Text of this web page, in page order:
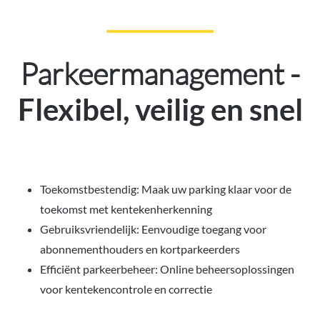
Parkeermanagement -
Flexibel, veilig en snel
Toekomstbestendig: Maak uw parking klaar voor de
toekomst met kentekenherkenning
Gebruiksvriendelijk: Eenvoudige toegang voor
abonnementhouders en kortparkeerders
Efficiënt parkeerbeheer: Online beheersoplossingen
voor kentekencontrole en correctie